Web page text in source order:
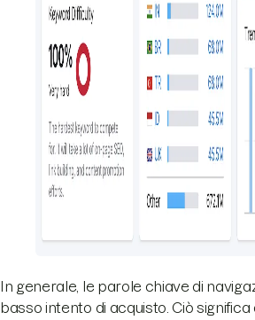
In generale, le parole chiave di
basso intento di acquisto. Ciò